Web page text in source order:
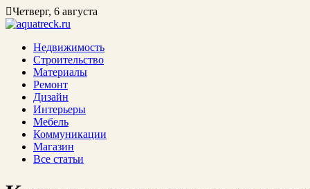
Четверг, 6 августа
Недвижимость
Строительство
Материалы
Ремонт
Дизайн
Интерьеры
Мебель
Коммуникации
Магазин
Все статьи